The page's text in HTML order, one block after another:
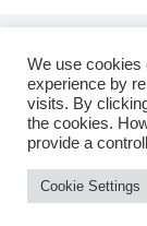
Copyright ©
We use cookies
experience by
visits. By
the cookies.
provide a
Cookie Settings